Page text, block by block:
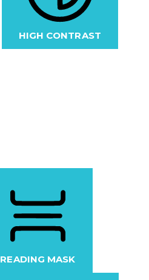
HIGH CONTRAST
READING MASK